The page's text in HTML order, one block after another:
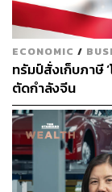
ECONOMIC /
ทรัมป์สั่งเก็บภาษี
ตัดกำลังจีน